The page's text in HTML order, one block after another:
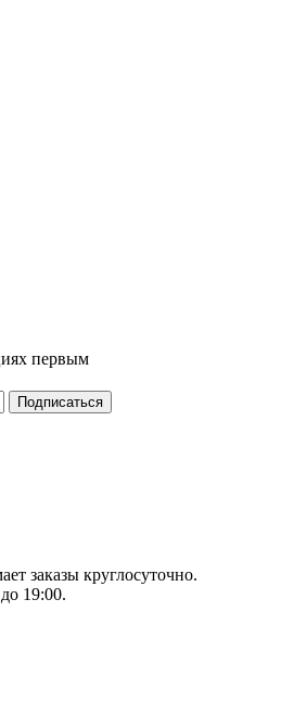
первым
заказы круглосуточно.
19:00.